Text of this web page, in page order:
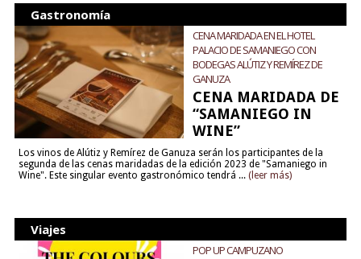
Gastronomía
CENA MARIDADA EN EL HOTEL
PALACIO DE SAMANIEGO CON
BODEGAS ALÚTIZ Y REMÍREZ DE
GANUZA
CENA MARIDADA DE
“SAMANIEGO IN
WINE”
Los vinos de Alútiz y Remírez de Ganuza serán los participantes de la
segunda de las cenas maridadas de la edición 2023 de "Samaniego in
Wine". Este singular evento gastronómico tendrá ... (leer más)
Viajes
POP UP CAMPUZANO